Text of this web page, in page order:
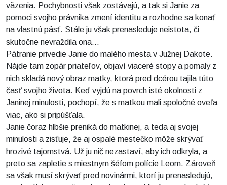
väzenia. Pochybnosti však zostávajú, a tak si Janie za
pomoci svojho právnika zmení identitu a rozhodne sa konať
na vlastnú päsť. Stále ju však prenasleduje neistota, či
skutočne nevraždila ona...
Pátranie privedie Janie do malého mesta v Južnej Dakote.
Nájde tam zopár priateľov, objaví viaceré stopy a pomaly z
nich skladá nový obraz matky, ktorá pred dcérou tajila túto
časť svojho života. Keď vyjdú na povrch isté okolnosti z
Janinej minulosti, pochopí, že s matkou mali spoločné oveľa
viac, ako si pripúšťala.
Janie čoraz hlbšie preniká do matkinej, a teda aj svojej
minulosti a zisťuje, že aj ospalé mestečko môže skrývať
hrozivé tajomstvá. Už ju nič nezastaví, aby ich odkryla, a
preto sa zapletie s miestnym šéfom polície Leom. Zároveň
sa však musí skrývať pred novinármi, ktorí ju prenasledujú,